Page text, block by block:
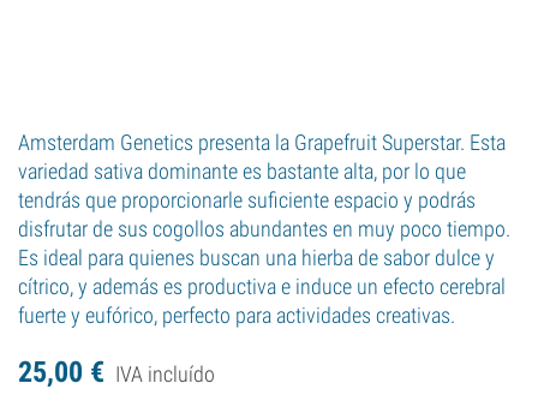
Amsterdam Genetics presenta la Grapefruit Superstar. Esta
variedad sativa dominante es bastante alta, por lo que
tendrás que proporcionarle suficiente espacio y podrás
disfrutar de sus cogollos abundantes en muy poco tiempo.
Es ideal para quienes buscan una hierba de sabor dulce y
cítrico, y además es productiva e induce un efecto cerebral
fuerte y eufórico, perfecto para actividades creativas.
25,00 € IVA incluído